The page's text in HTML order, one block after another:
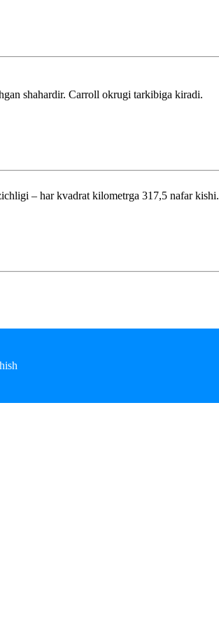
shahardir. Carroll okrugi tarkibiga kiradi.
– har kvadrat kilometrga 317,5 nafar kishi.